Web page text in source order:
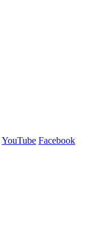
YouTube Facebook